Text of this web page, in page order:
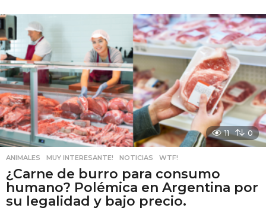
11 0
ANIMALES ,MUY INTERESANTE! ,NOTICIAS ,WTF!
¿Carne de burro para consumo
humano? Polémica en Argentina por
su legalidad y bajo precio.